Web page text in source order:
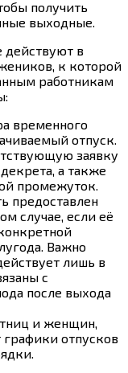
получить
выходные.
действуют в
к которой
работникам
временного
отпуск.
заявку
а также
промежуток.
предоставлен
случае, если её
Важно
лишь в
с
после выхода
и женщин,
отпусков